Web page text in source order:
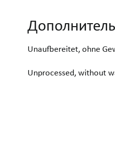
Unaufbereitet, ohne
Unprocessed, without